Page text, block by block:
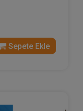
Sepete Ekle